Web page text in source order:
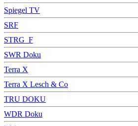
Spiegel TV
SRF
STRG_F
SWR Doku
Terra X
Terra X Lesch & Co
TRU DOKU
WDR Doku